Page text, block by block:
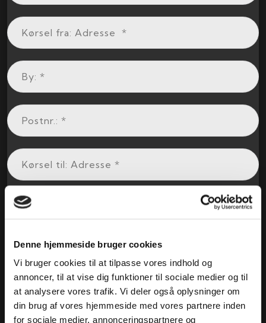
Denne hjemmeside bruger cookies
Vi bruger cookies til at tilpasse vores indhold og
annoncer, til at vise dig funktioner til sociale medier og til
at analysere vores trafik. Vi deler også oplysninger om
din brug af vores hjemmeside med vores partnere inden
for sociale medier, annonceringspartnere og